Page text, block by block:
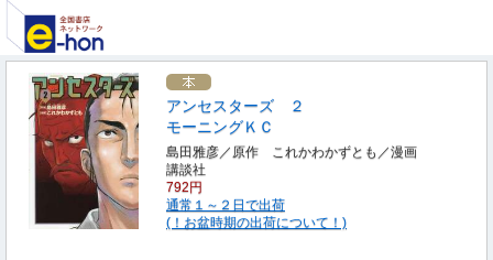
アンセスターズ ２
モーニングＫＣ
島田雅彦／原作 これかわかずとも／漫画
講談社
792円
通常１～２日で出荷
(！お盆時期の出荷について！)